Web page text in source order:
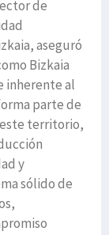
de
aseguró
Bizkaia
inherente al
parte de
territorio,
y
sólido de